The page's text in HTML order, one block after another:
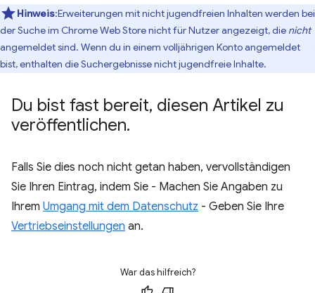
Hinweis:Erweiterungen mit nicht jugendfreien Inhalten werden bei
der Suche im Chrome Web Store nicht für Nutzer angezeigt, die nicht
angemeldet sind. Wenn du in einem volljährigen Konto angemeldet
bist, enthalten die Suchergebnisse nicht jugendfreie Inhalte.
Du bist fast bereit, diesen Artikel zu
veröffentlichen.
Falls Sie dies noch nicht getan haben, vervollständigen
Sie Ihren Eintrag, indem Sie - Machen Sie Angaben zu
Ihrem Umgang mit dem Datenschutz - Geben Sie Ihre
Vertriebseinstellungen an.
War das hilfreich?